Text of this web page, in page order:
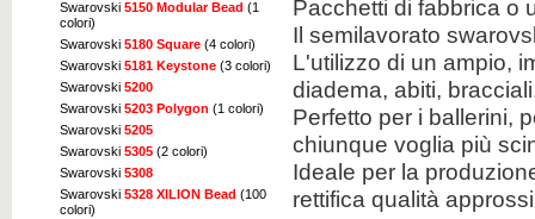
Swarovski 5150 Modular Bead (1
colori)
Swarovski 5180 Square (4 colori)
Swarovski 5181 Keystone (3 colori)
Swarovski 5200
Swarovski 5203 Polygon (1 colori)
Swarovski 5205
Swarovski 5305 (2 colori)
Swarovski 5308
Swarovski 5328 XILION Bead (100
colori)
Pacchetti di fabbrica o
Il semilavorato
L'utilizzo di un ampio,
diadema, abiti,
Perfetto per i ballerini,
chiunque voglia più
Ideale per la
rettifica qualità